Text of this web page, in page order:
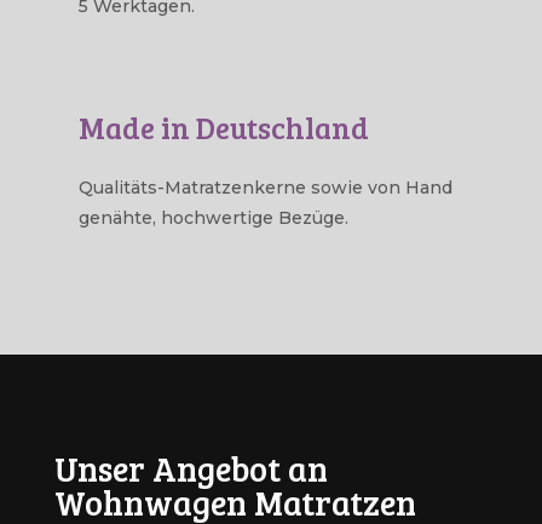
5 Werktagen.
Made in Deutschland
Qualitäts-Matratzenkerne sowie von Hand
genähte, hochwertige Bezüge.
Unser Angebot an
Wohnwagen Matratzen